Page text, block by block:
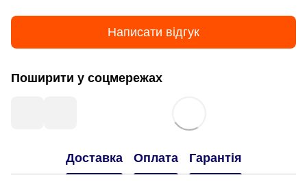
Написати відгук
Поширити у соцмережах
Доставка Оплата Гарантія